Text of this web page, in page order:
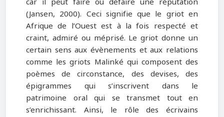
(Jansen, 2000). Ceci signifie que le griot en
Afrique de l’Ouest est à la fois respecté et
craint, admiré ou méprisé. Le griot donne un
certain sens aux évènements et aux relations
comme les griots Malinké qui composent des
poèmes de circonstance, des devises, des
épigrammes qui s’inscrivent dans le
patrimoine oral qui se transmet tout en
s’enrichissant. Ainsi, le rôle des écrivains